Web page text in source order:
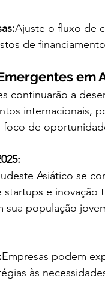
Ajuste o fluxo de
de
em
continuarão a
internacionais,
foco de
Asiático se
startups e
sua população
Empresas podem
às